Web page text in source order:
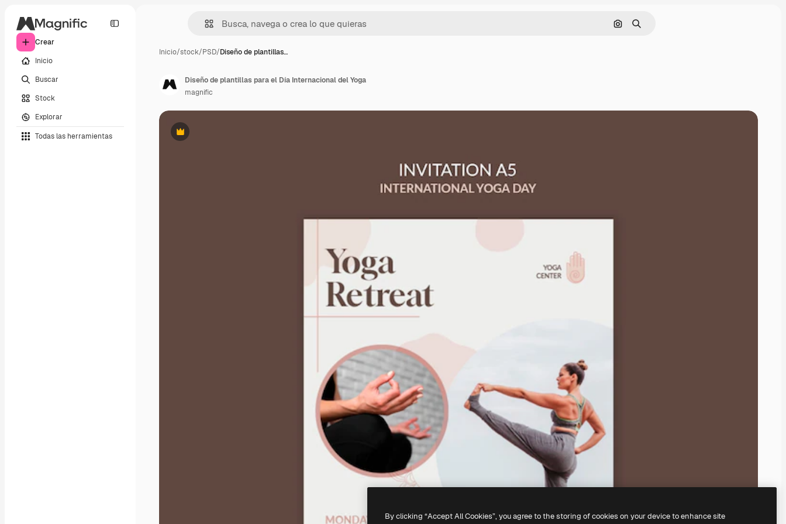
Crear
Inicio
Buscar
Stock
Explorar
Todas las herramientas
Buscar por imagen
Buscar
Inicio/stock/PSD/Diseño de plantillas…
Premium
Diseño de plantillas para el Día Internacional del Yoga
magnific
By clicking “Accept All Cookies”, you agree to the storing of cookies on your device to enhance site